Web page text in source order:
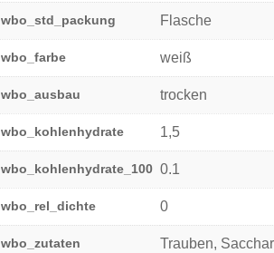
wbo_std_packung Flasche
wbo_farbe weiß
wbo_ausbau trocken
wbo_kohlenhydrate 1,5
wbo_kohlenhydrate_100 0.1
wbo_rel_dichte 0
wbo_zutaten Trauben,